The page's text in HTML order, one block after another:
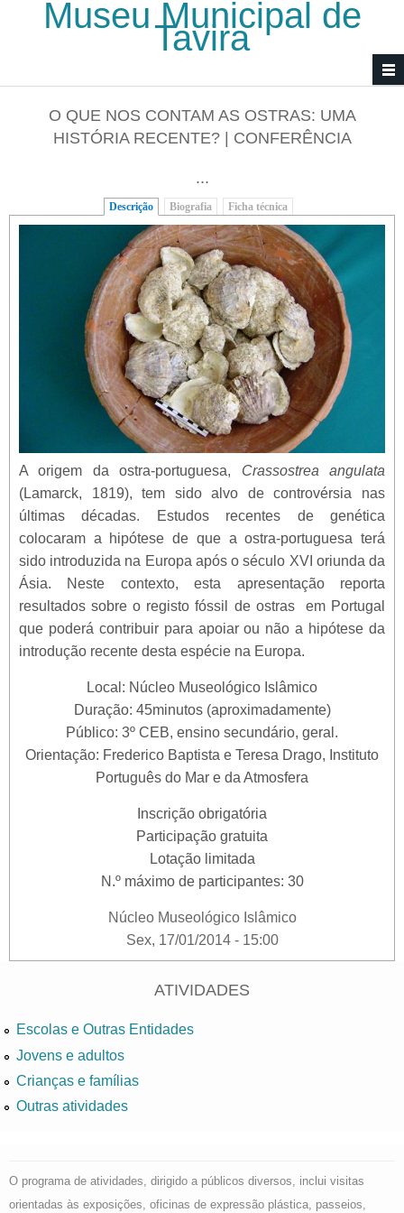
Passar para o conteúdo principal
Museu Municipal de
Tavira
O QUE NOS CONTAM AS OSTRAS: UMA
HISTÓRIA RECENTE? | CONFERÊNCIA
...
Descrição (separador ativo)
Biografia Ficha técnica
A origem da ostra-portuguesa, Crassostrea angulata
(Lamarck, 1819), tem sido alvo de controvérsia nas
últimas décadas. Estudos recentes de genética
colocaram a hipótese de que a ostra-portuguesa terá
sido introduzida na Europa após o século XVI oriunda da
Ásia. Neste contexto, esta apresentação reporta
resultados sobre o registo fóssil de ostras em Portugal
que poderá contribuir para apoiar ou não a hipótese da
introdução recente desta espécie na Europa.
Local: Núcleo Museológico Islâmico
Duração: 45minutos (aproximadamente)
Público: 3º CEB, ensino secundário, geral.
Orientação: Frederico Baptista e Teresa Drago, Instituto
Português do Mar e da Atmosfera
Inscrição obrigatória
Participação gratuita
Lotação limitada
N.º máximo de participantes: 30
Núcleo Museológico Islâmico
Sex, 17/01/2014 - 15:00
ATIVIDADES
Escolas e Outras Entidades
Jovens e adultos
Crianças e famílias
Outras atividades
O programa de atividades, dirigido a públicos diversos, inclui visitas
orientadas às exposições, oficinas de expressão plástica, passeios,